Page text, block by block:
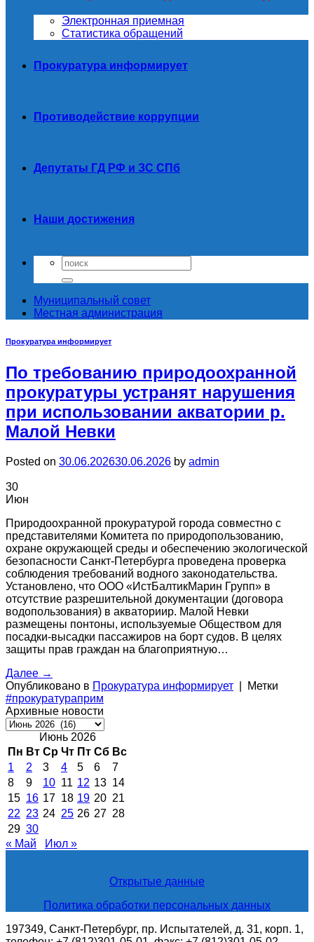
Электронная приемная
Статистика обращений
Прокуратура информирует
Противодействие коррупции
Депутаты ГД РФ и ЗС СПб
Наши достижения
Муниципальный совет
Местная администрация
Прокуратура информирует
По требованию природоохранной
прокуратуры устранят нарушения
при использовании акватории р.
Малой Невки
Posted on 30.06.202630.06.2026 by admin
30
Июн
Природоохранной прокуратурой города совместно с
представителями Комитета по природопользованию,
охране окружающей среды и обеспечению экологической
безопасности Санкт-Петербурга проведена проверка
соблюдения требований водного законодательства.
Установлено, что ООО «ИстБалтикМарин Групп» в
отсутствие разрешительной документации (договора
водопользования) в акваториир. Малой Невки
размещены понтоны, используемые Обществом для
посадки-высадки пассажиров на борт судов. В целях
защиты прав граждан на благоприятную…
Далее →
Опубликовано в Прокуратура информирует
Метки
#прокуратураприм
Архивные новости
Архивные
новостиИюнь 2026
Пн Вт Ср Чт Пт Сб Вс
1
2 3 4 5 6
7
8
9 10 11 12 13 14
15 16 17 18 19 20 21
22 23 24 25 26 27 28
29 30
« Май
Июл »
Открытые данные
Политика обработки персональных данных
197349, Санкт-Петербург, пр. Испытателей, д. 31, корп. 1,